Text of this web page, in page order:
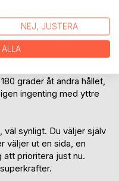
som alltid har
till klarhet, en guide
grader åt andra hållet,
ingenting med yttre
synligt. Du väljer själv
väljer ut en sida, en
prioritera just nu.
NEJ, JUSTERA